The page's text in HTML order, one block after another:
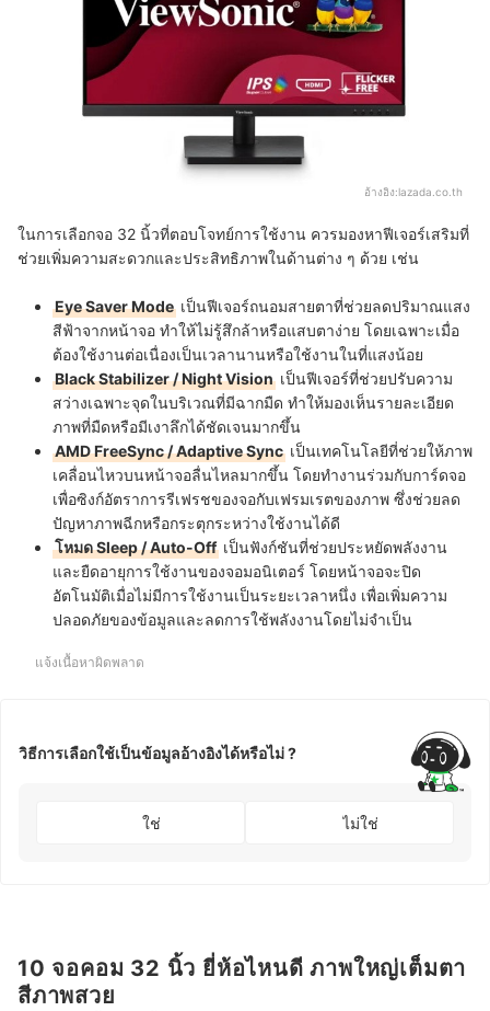
อ้างอิง:lazada.co.th
ในการเลือกจอ 32 นิ้วที่ตอบโจทย์การใช้งาน ควรมองหาฟีเจอร์เสริมที่
ช่วยเพิ่มความสะดวกและประสิทธิภาพในด้านต่าง ๆ ด้วย เช่น
Eye Saver Mode เป็นฟีเจอร์ถนอมสายตาที่ช่วยลดปริมาณแสง
สีฟ้าจากหน้าจอ ทำให้ไม่รู้สึกล้าหรือแสบตาง่าย โดยเฉพาะเมื่อ
ต้องใช้งานต่อเนื่องเป็นเวลานานหรือใช้งานในที่แสงน้อย
Black Stabilizer / Night Vision เป็นฟีเจอร์ที่ช่วยปรับความ
สว่างเฉพาะจุดในบริเวณที่มีฉากมืด ทำให้มองเห็นรายละเอียด
ภาพที่มืดหรือมีเงาลึกได้ชัดเจนมากขึ้น
AMD FreeSync / Adaptive Sync เป็นเทคโนโลยีที่ช่วยให้ภาพ
เคลื่อนไหวบนหน้าจอลื่นไหลมากขึ้น โดยทำงานร่วมกับการ์ดจอ
เพื่อซิงก์อัตราการรีเฟรชของจอกับเฟรมเรตของภาพ ซึ่งช่วยลด
ปัญหาภาพฉีกหรือกระตุกระหว่างใช้งานได้ดี
โหมด Sleep / Auto-Off เป็นฟังก์ชันที่ช่วยประหยัดพลังงาน
และยืดอายุการใช้งานของจอมอนิเตอร์ โดยหน้าจอจะปิด
อัตโนมัติเมื่อไม่มีการใช้งานเป็นระยะเวลาหนึ่ง เพื่อเพิ่มความ
ปลอดภัยของข้อมูลและลดการใช้พลังงานโดยไม่จำเป็น
แจ้งเนื้อหาผิดพลาด
วิธีการเลือกใช้เป็นข้อมูลอ้างอิงได้หรือไม่ ?
ใช่ ไม่ใช่
10 จอคอม 32 นิ้ว ยี่ห้อไหนดี ภาพใหญ่เต็มตา
สีภาพสวย